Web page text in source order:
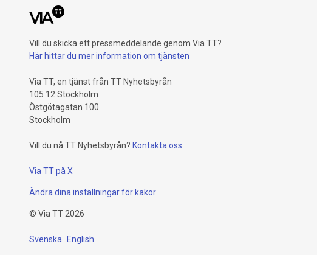
Vill du skicka ett pressmeddelande genom Via TT?
Här hittar du mer information om tjänsten
Via TT, en tjänst från TT Nyhetsbyrån
105 12 Stockholm
Östgötagatan 100
Stockholm
Vill du nå TT Nyhetsbyrån? Kontakta oss
Via TT på X
Ändra dina inställningar för kakor
© Via TT 2026
Svenska English